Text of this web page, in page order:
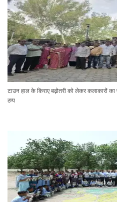
टाउन हाल के किराए बढ़ोतरी को लेकर कलाकारों
ठप्प